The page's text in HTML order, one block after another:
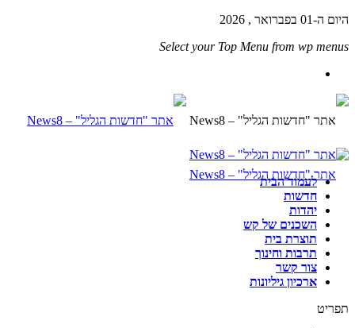
היום ה-01 בפברואר , 2026
Select your Top Menu from wp menus
לעמוד הבית
חדשות
יהדות
השכנים של קש
תוצרת בית
תרבות וחינוך
צור קשר
ארכיון גיליונות
תפריט